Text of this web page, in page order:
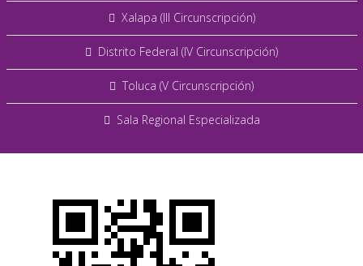
Xalapa (III Circunscripción)
Distrito Federal (IV Circunscripción)
Toluca (V Circunscripción)
Sala Regional Especializada